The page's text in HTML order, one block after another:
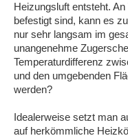
Heizungsluft entsteht.
befestigt sind, kann es
nur sehr langsam im
unangenehme
Temperaturdifferenz
und den umgebenden
werden?
Idealerweise setzt man
auf herkömmliche